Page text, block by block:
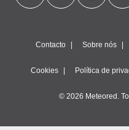
Contacto Sobre nós
Cookies Política de
© 2026 Meteored.